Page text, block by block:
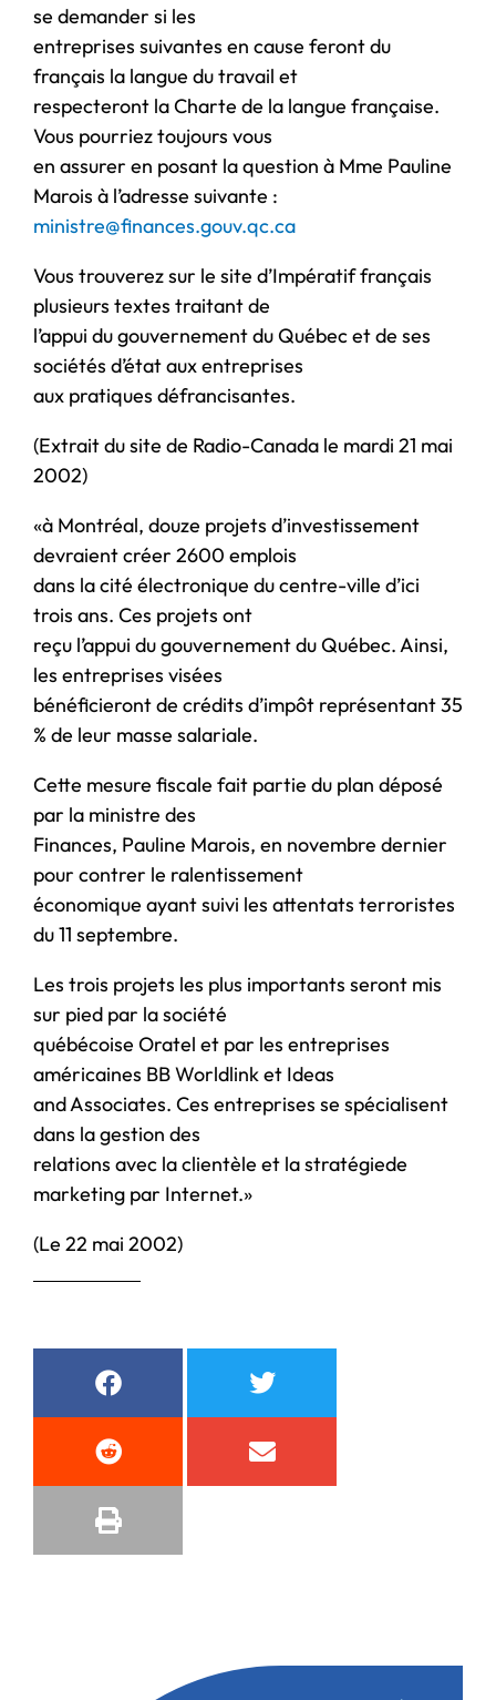
se demander si les
entreprises suivantes en cause feront du
français la langue du travail et
respecteront la Charte de la langue française.
Vous pourriez toujours vous
en assurer en posant la question à Mme Pauline
Marois à l’adresse suivante :
ministre@finances.gouv.qc.ca
Vous trouverez sur le site d’Impératif français
plusieurs textes traitant de
l’appui du gouvernement du Québec et de ses
sociétés d’état aux entreprises
aux pratiques défrancisantes.
(Extrait du site de Radio-Canada le mardi 21 mai
2002)
«à Montréal, douze projets d’investissement
devraient créer 2600 emplois
dans la cité électronique du centre-ville d’ici
trois ans. Ces projets ont
reçu l’appui du gouvernement du Québec. Ainsi,
les entreprises visées
bénéficieront de crédits d’impôt représentant 35
% de leur masse salariale.
Cette mesure fiscale fait partie du plan déposé
par la ministre des
Finances, Pauline Marois, en novembre dernier
pour contrer le ralentissement
économique ayant suivi les attentats terroristes
du 11 septembre.
Les trois projets les plus importants seront mis
sur pied par la société
québécoise Oratel et par les entreprises
américaines BB Worldlink et Ideas
and Associates. Ces entreprises se spécialisent
dans la gestion des
relations avec la clientèle et la stratégiede
marketing par Internet.»
(Le 22 mai 2002)